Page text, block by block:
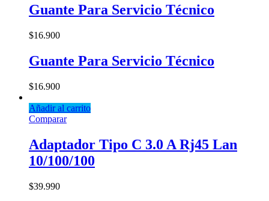
Guante Para Servicio Técnico
$16.900
Guante Para Servicio Técnico
$16.900
Añadir al carrito
Comparar
Adaptador Tipo C 3.0 A Rj45 Lan
10/100/100
$39.990